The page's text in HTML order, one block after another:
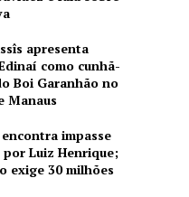
apresenta
como cunhã-
Boi Garanhão no
Manaus
impasse
Luiz Henrique;
exige 30 milhões